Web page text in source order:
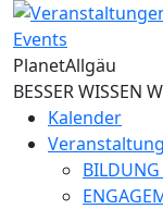
Direkt zum Inhalt
PlanetAllgäu
BESSER WISSEN
Kalender